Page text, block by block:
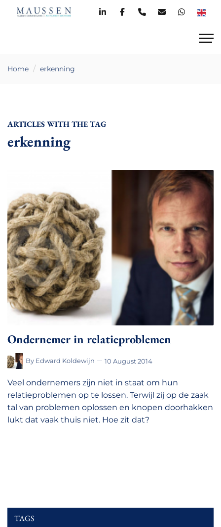
Home erkenning
ARTICLES WITH THE TAG
erkenning
Ondernemer in relatieproblemen
By Edward Koldewijn 10 August 2014
Veel ondernemers zijn niet in staat om hun
relatieproblemen op te lossen. Terwijl zij op de zaak
tal van problemen oplossen en knopen doorhakken
lukt dat vaak thuis niet. Hoe zit dat?
TAGS